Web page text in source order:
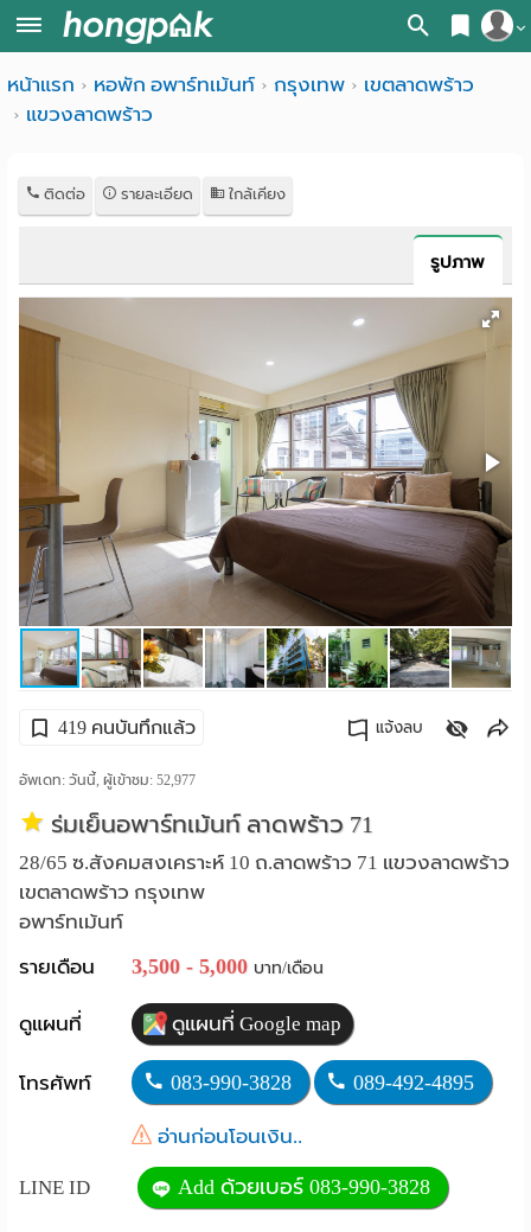
สมัครสมาชิก
หน้า
ค้นหา
ค้นจากสถานีรถไฟฟ้า
ค้นตามจังหวัด
ค้นจากสถานศึกษา
ค้นจากแผนที่
ค้นแบบละเอียด
พาร์
ท
ห้อง
พัก
ราย
เดือน
ห้อง
ลง
โฆษณา
English
หน้าแรก หอพัก อพาร์ทเม้นท์ กรุงเทพ
เขตลาดพร้าว
แขวงลาดพร้าว
ติดต่อ รายละเอียด ใกล้เคียง
รูปภาพ
419 คนบันทึกแล้ว แจ้งลบ
อัพเดท: วันนี้, ผู้เข้าชม:52,977
ร่มเย็นอพาร์ทเม้นท์ ลาดพร้าว 71
28/65 ซ.สังคมสงเคราะห์ 10 ถ.ลาดพร้าว 71 แขวงลาดพร้าว
เขตลาดพร้าว กรุงเทพ
อพาร์ทเม้นท์
รายเดือน
3,500 - 5,000 บาท/เดือน
ดูแผนที่ ดูแผนที่ Google map
โทรศัพท์ 083-990-3828 089-492-4895
อ่านก่อนโอนเงิน..
LINE ID Add ด้วยเบอร์ 083-990-3828